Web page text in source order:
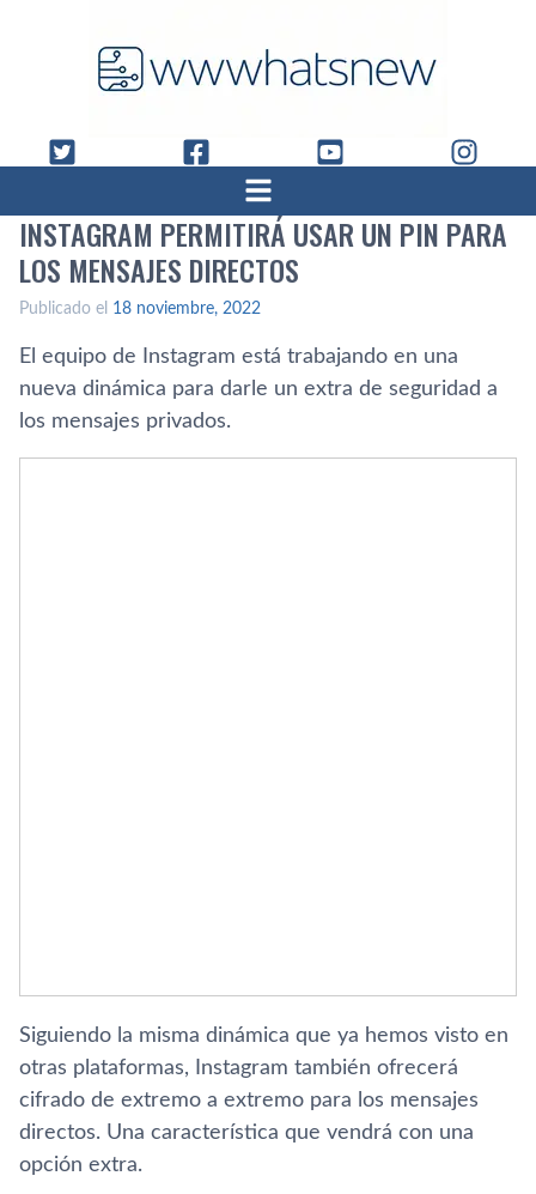
INSTAGRAM PERMITIRÁ USAR UN PIN PARA
LOS MENSAJES DIRECTOS
Publicado el 18 noviembre, 2022
El equipo de Instagram está trabajando en una
nueva dinámica para darle un extra de seguridad a
los mensajes privados.
Siguiendo la misma dinámica que ya hemos visto en
otras plataformas, Instagram también ofrecerá
cifrado de extremo a extremo para los mensajes
directos. Una característica que vendrá con una
opción extra.